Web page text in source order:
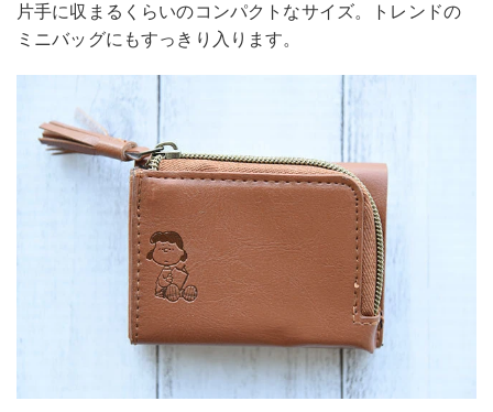
片手に収まるくらいのコンパクトなサイズ。トレンドの
ミニバッグにもすっきり入ります。